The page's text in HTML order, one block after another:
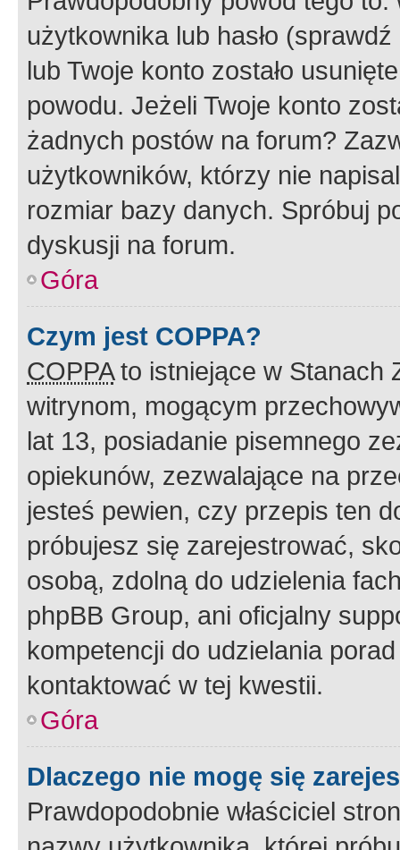
użytkownika lub hasło
lub Twoje konto zostało
powodu. Jeżeli Twoje konto
żadnych postów na forum?
użytkowników, którzy nie
rozmiar bazy danych. Spróbuj
dyskusji na forum.
Góra
Czym jest COPPA?
COPPAto istniejące w Stanach
witrynom, mogącym
lat 13, posiadanie pisemnego
opiekunów, zezwalające na
jesteś pewien, czy przepis ten
próbujesz się zarejestrować,
osobą, zdolną do udzielenia
phpBB Group, ani oficjalny
kompetencji do udzielania
kontaktować w tej kwestii.
Góra
Dlaczego nie mogę się
Prawdopodobnie właściciel